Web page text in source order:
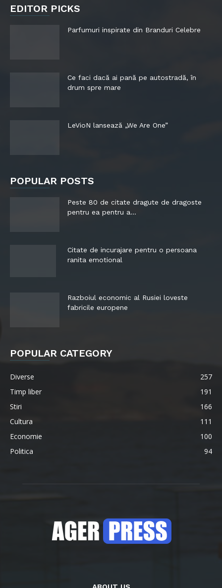
EDITOR PICKS
Parfumuri inspirate din Branduri Celebre
Ce faci dacă ai pană pe autostradă, în
drum spre mare
LeVioN lansează „We Are One”
POPULAR POSTS
Peste 80 de citate dragute de dragoste
pentru ea pentru a...
Citate de incurajare pentru o persoana
ranita emotional
Razboiul economic al Rusiei loveste
fabricile europene
POPULAR CATEGORY
Diverse
257
Timp liber
191
Stiri
166
Cultura
111
Economie
100
Politica
94